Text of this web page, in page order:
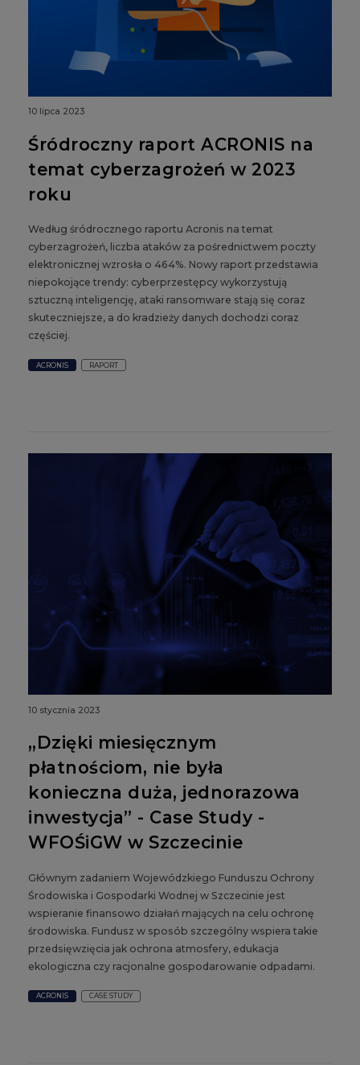
10 lipca 2023
Śródroczny raport ACRONIS na
temat cyberzagrożeń w 2023
roku
Według śródrocznego raportu Acronis na temat
cyberzagrożeń, liczba ataków za pośrednictwem poczty
elektronicznej wzrosła o 464%. Nowy raport przedstawia
niepokojące trendy: cyberprzestępcy wykorzystują
sztuczną inteligencję, ataki ransomware stają się coraz
skuteczniejsze, a do kradzieży danych dochodzi coraz
częściej.
ACRONIS RAPORT
10 stycznia 2023
„Dzięki miesięcznym
płatnościom, nie była
konieczna duża, jednorazowa
inwestycja” - Case Study -
WFOŚiGW w Szczecinie
Głównym zadaniem Wojewódzkiego Funduszu Ochrony
Środowiska i Gospodarki Wodnej w Szczecinie jest
wspieranie finansowo działań mających na celu ochronę
środowiska. Fundusz w sposób szczególny wspiera takie
przedsięwzięcia jak ochrona atmosfery, edukacja
ekologiczna czy racjonalne gospodarowanie odpadami.
ACRONIS CASE STUDY